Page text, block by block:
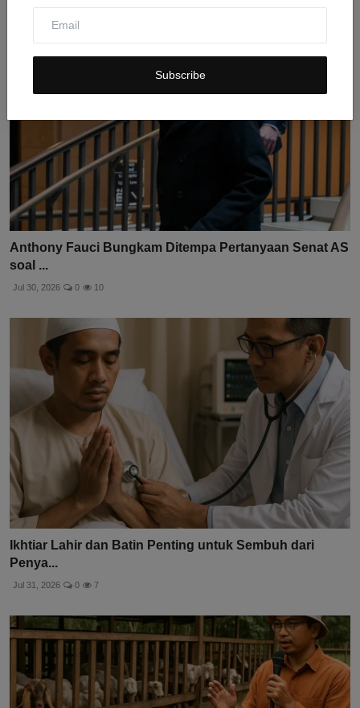
Subscribe
Anthony Fauci Bungkam Ditempa Pertanyaan Senat AS
soal ...
Jul 30, 2026 0 10
Ikhtiar Lahir dan Batin Penting untuk Sembuh dari
Penya...
Jul 31, 2026 0 7